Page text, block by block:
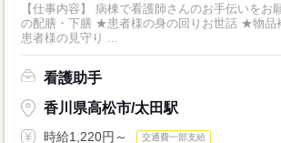
【仕事内容】 病棟で看護師さんのお手伝いを
の配膳・下膳 ★患者様の身の回りお世話 ★物
患者様の見守り ...
看護助手
香川県高松市/太田駅
時給1,220円～ 交通費一部支給